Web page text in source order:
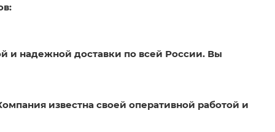
и надежной доставки по всей России. Вы
известна своей оперативной работой и